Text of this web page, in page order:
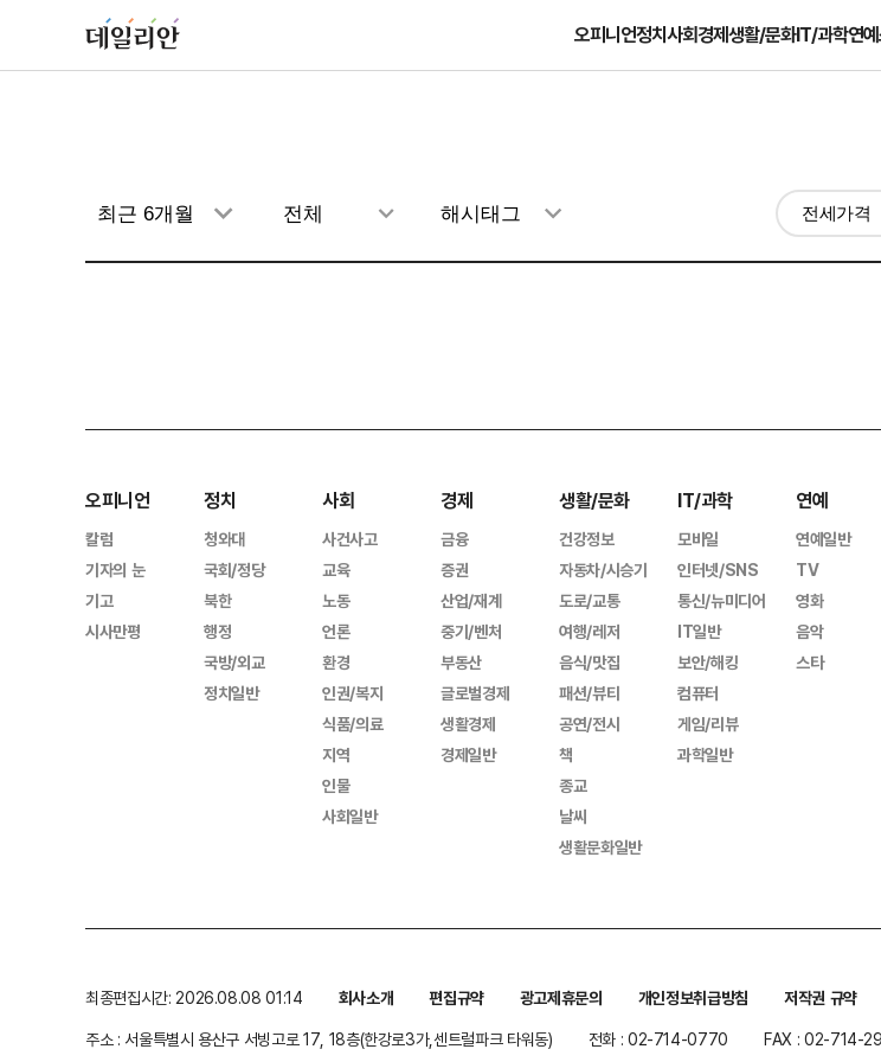
오피니언정치사회경제생활/문화IT/과학연예
오피니언
칼럼
기자의 눈
기고
시사만평
정치
청와대
국회/정당
북한
행정
국방/외교
정치일반
사회
사건사고
교육
노동
언론
환경
인권/복지
식품/의료
지역
인물
사회일반
경제
금융
증권
산업/재계
중기/벤처
부동산
글로벌경제
생활경제
경제일반
생활/문화
건강정보
자동차/시승기
도로/교통
여행/레저
음식/맛집
패션/뷰티
공연/전시
책
종교
날씨
생활문화일반
IT/과학
모바일
인터넷/SNS
통신/뉴미디어
IT일반
보안/해킹
컴퓨터
게임/리뷰
과학일반
연예
연예일반
TV
영화
음악
스타
최종편집시간: 2026.08.08 01:14 회사소개 편집규약 광고제휴문의 개인정보취급방침 저작권 규약
주소 : 서울특별시 용산구 서빙고로 17, 18층(한강로3가,센트럴파크 타워동)
전화 : 02-714-0770 FAX : 02-714-